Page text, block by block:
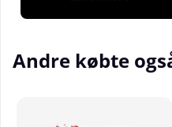
at opretholde normale
kroppens egen
mængden af mandligt
Mandligt kønshormon
Andre købte